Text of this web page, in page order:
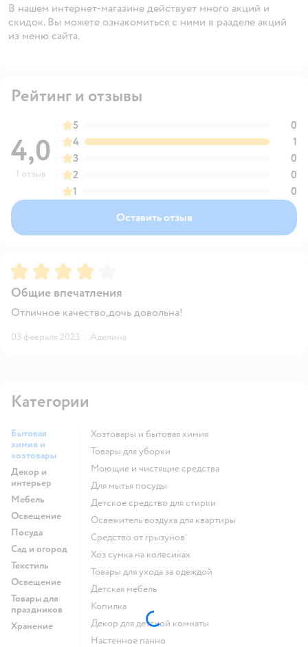
В нашем интернет-магазине действует много акций и
скидок. Вы можете ознакомиться с ними в разделе акций
из меню сайта.
Рейтинг и отзывы
4,0
1 отзыв
5
0
4
1
3
0
2
0
1
0
Оставить отзыв
Рейтинг:4
Общие впечатления
Отличное качество,дочь довольна!
03 февраля 2023 · Аделина
Категории
Бытовая
химия и
хозтовары
Декор и
интерьер
Мебель
Освещение
Посуда
Сад и огород
Текстиль
Освещение
Товары для
праздников
Хранение
Хозтовары и бытовая химия
Товары для уборки
моющие и чистящие средства
для мытья посуды
детское средство для стирки
освежитель воздуха для квартиры
средство от грызунов
хоз сумка на колесиках
Товары для ухода за одеждой
Детская мебель
Копилка
Декор для детской комнаты
Настенное панно